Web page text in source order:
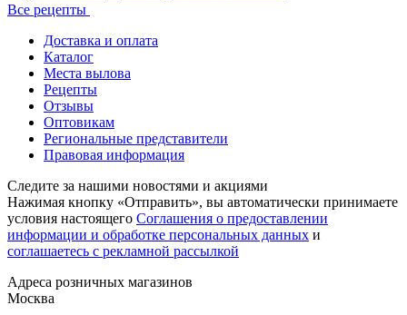
Все рецепты
Доставка и оплата
Каталог
Места вылова
Рецепты
Отзывы
Оптовикам
Региональные представители
Правовая информация
Следите за нашими новостями и акциями
Нажимая кнопку «Отправить», вы автоматически принимаете
условия настоящего Cоглашения о предоставлении
информации и обработке персональных данных и
соглашаетесь с рекламной рассылкой
Aдреса розничных магазинов
Москва